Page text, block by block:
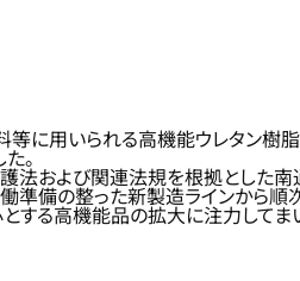
に用いられる高機能ウレタン樹
。
法および関連法規を根拠とし
準備の整った新製造ラインから順
る高機能品の拡大に注力してま